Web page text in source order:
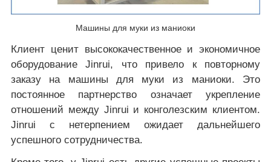
Машины для муки из маниоки
Клиент ценит высококачественное и экономичное
оборудование Jinrui, что привело к повторному
заказу на машины для муки из маниоки. Это
постоянное партнерство означает укрепление
отношений между Jinrui и конголезским клиентом.
Jinrui с нетерпением ожидает дальнейшего
успешного сотрудничества.